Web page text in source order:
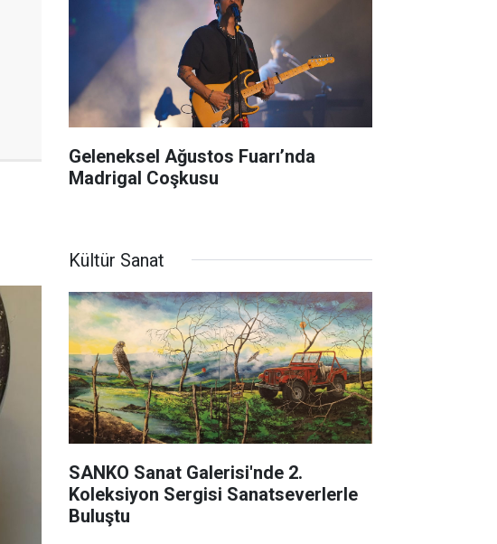
Geleneksel Ağustos Fuarı’nda
Madrigal Coşkusu
Kültür Sanat
SANKO Sanat Galerisi'nde 2.
Koleksiyon Sergisi Sanatseverlerle
Buluştu